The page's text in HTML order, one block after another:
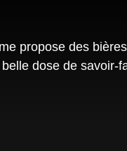
propose des
dose de savoir-